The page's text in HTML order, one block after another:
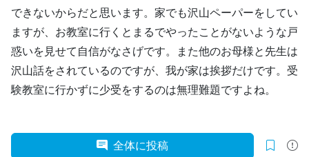
できないからだと思います。家でも沢山ペーパーをしてい
ますが、お教室に行くとまるでやったことがないような戸
惑いを見せて自信がなさげです。また他のお母様と先生は
沢山話をされているのですが、我が家は挨拶だけです。受
験教室に行かずに少受をするのは無理難題ですよね。
全体に投稿